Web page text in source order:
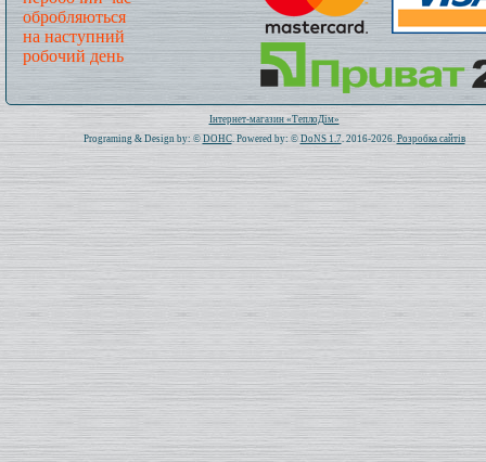
обробляються
на наступний
робочий день
Всього: 1021316 Сьогодні: 426
Інтернет-магазин «ТеплоДім»
Programing & Design by: © DOHC. Powered by: © DoNS 1.7. 2016-2026. Розробка сайтів